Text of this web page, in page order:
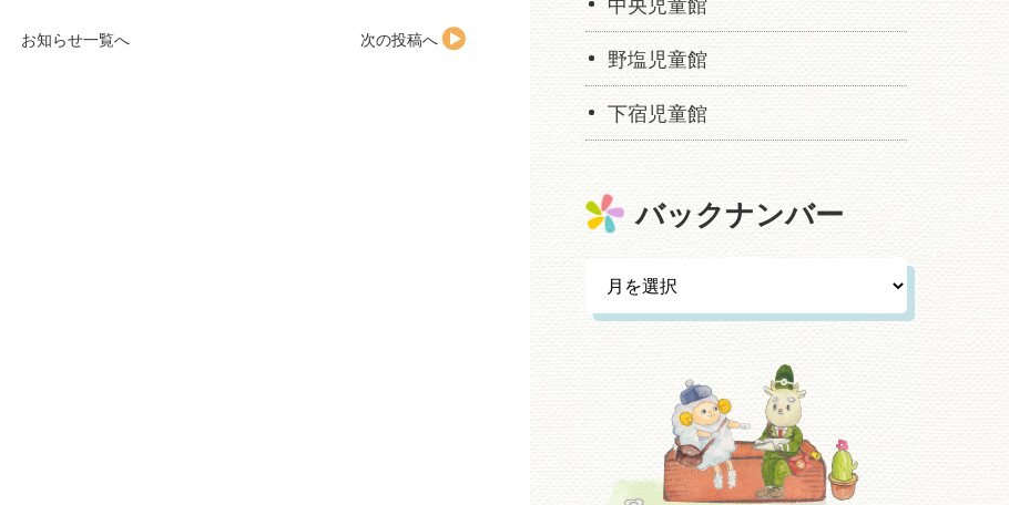
お知らせ一覧へ 次の投稿へ
野塩児童館
下宿児童館
バックナンバー